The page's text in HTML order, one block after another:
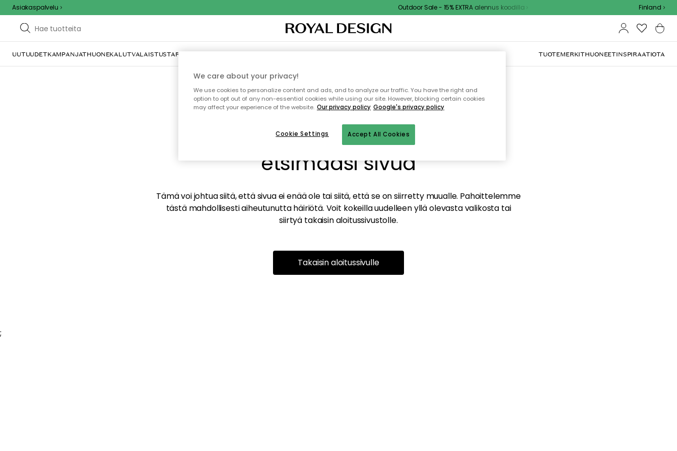
Asiakaspalvelu Outdoor Sale - 15% EXTRA alennus koodilla Finland
UUTUUDETKAMPANJATHUONEKALUTVALAISTUSTARJOILU JA KATTAUSSISUSTUSTEKSTIILIT & MATOTKEITTIÖSÄILYTYSULKOKALUSTEET TUOTEMERKITHUONEETINSPIRAATIOTA
Emme valitettavasti löydä
etsimääsi sivua
Tämä voi johtua siitä, että sivua ei enää ole tai siitä, että se on siirretty muualle. Pahoittelemme
tästä mahdollisesti aiheutunutta häiriötä. Voit kokeilla uudelleen yllä olevasta valikosta tai
siirtyä takaisin aloitussivustolle.
Takaisin aloitussivulle
;
We care about your privacy!
We use cookies to personalize content and ads, and to analyze our traffic. You have the right and
option to opt out of any non-essential cookies while using our site. However, blocking certain cookies
may affect your experience of the website. Our privacy policy Google's privacy policy
Accept All Cookies
Cookie Settings